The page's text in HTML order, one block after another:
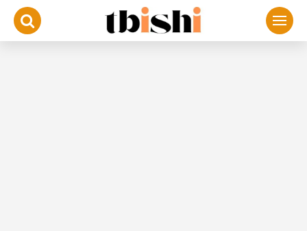
التجاوز
المحتوى